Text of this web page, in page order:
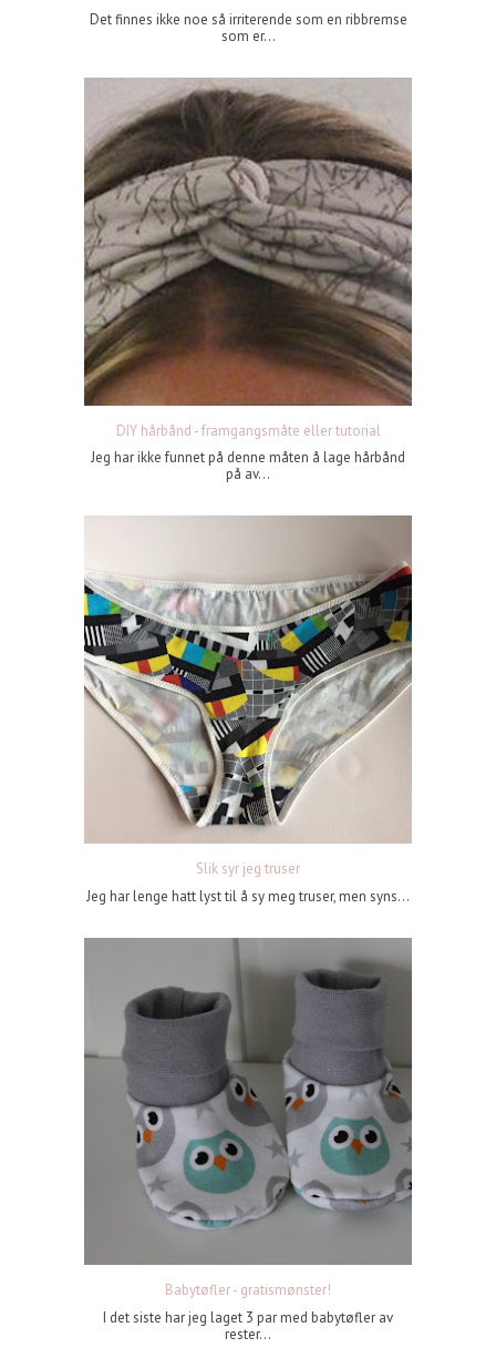
Det finnes ikke noe så irriterende som en ribbremse
som er...
DIY hårbånd - framgangsmåte eller tutorial
Jeg har ikke funnet på denne måten å lage hårbånd
på av...
Slik syr jeg truser
Jeg har lenge hatt lyst til å sy meg truser, men syns...
Babytøfler - gratismønster!
I det siste har jeg laget 3 par med babytøfler av
rester...